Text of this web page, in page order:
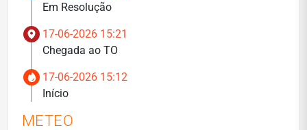
Em Resolução
17-06-2026 15:21
Chegada ao TO
17-06-2026 15:12
Início
METEO